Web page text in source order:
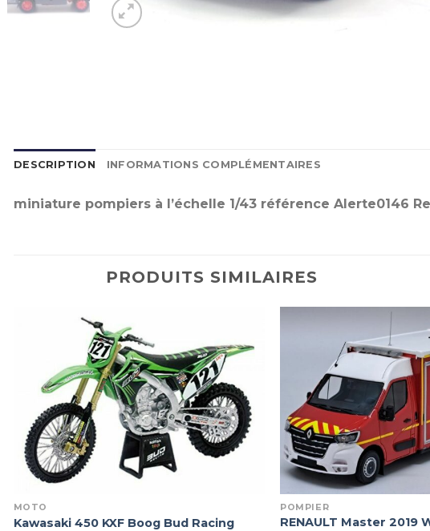
DESCRIPTION INFORMATIONS COMPLÉMENTAIRES
miniature pompiers à l’échelle 1/43 référence Alerte0146
PRODUITS SIMILAIRES
MOTO
Kawasaki 450 KXF Boog Bud Racing
POMPIER
RENAULT Master 2019